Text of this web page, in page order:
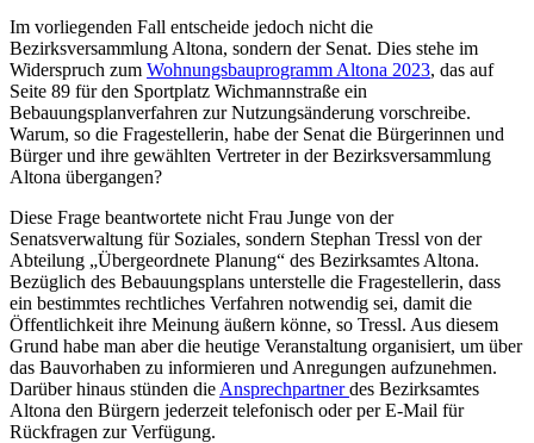
Im vorliegenden Fall entscheide jedoch nicht die
Bezirksversammlung Altona, sondern der Senat. Dies stehe im
Widerspruch zum Wohnungsbauprogramm Altona 2023, das auf
Seite 89 für den Sportplatz Wichmannstraße ein
Bebauungsplanverfahren zur Nutzungsänderung vorschreibe.
Warum, so die Fragestellerin, habe der Senat die Bürgerinnen und
Bürger und ihre gewählten Vertreter in der Bezirksversammlung
Altona übergangen?
Diese Frage beantwortete nicht Frau Junge von der
Senatsverwaltung für Soziales, sondern Stephan Tressl von der
Abteilung „Übergeordnete Planung“ des Bezirksamtes Altona.
Bezüglich des Bebauungsplans unterstelle die Fragestellerin, dass
ein bestimmtes rechtliches Verfahren notwendig sei, damit die
Öffentlichkeit ihre Meinung äußern könne, so Tressl. Aus diesem
Grund habe man aber die heutige Veranstaltung organisiert, um über
das Bauvorhaben zu informieren und Anregungen aufzunehmen.
Darüber hinaus stünden die Ansprechpartnerdes Bezirksamtes
Altona den Bürgern jederzeit telefonisch oder per E-Mail für
Rückfragen zur Verfügung.